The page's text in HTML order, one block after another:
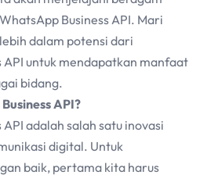
Business API. Mari
dalam potensi dari
API untuk mendapatkan manfaat
bidang.
API?
API adalah salah satu inovasi
digital. Untuk
baik, pertama kita harus